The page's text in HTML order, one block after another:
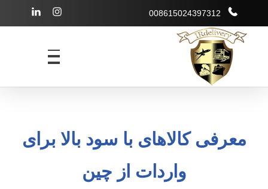
008615024397312
معرفی کالاهای با سود بالا برای
واردات از چین